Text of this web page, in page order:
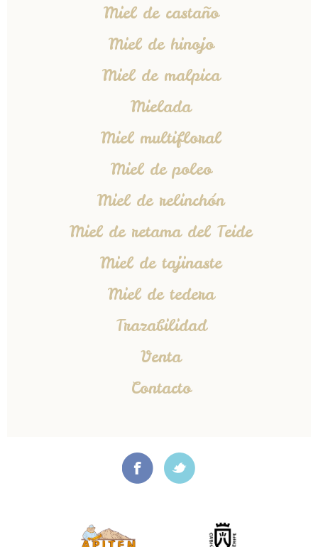
Miel de castaño
Miel de hinojo
Miel de malpica
Mielada
Miel multifloral
Miel de poleo
Miel de relinchón
Miel de retama del Teide
Miel de tajinaste
Miel de tedera
Trazabilidad
Venta
Contacto